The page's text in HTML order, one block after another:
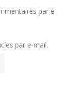
par e-
par e-mail.